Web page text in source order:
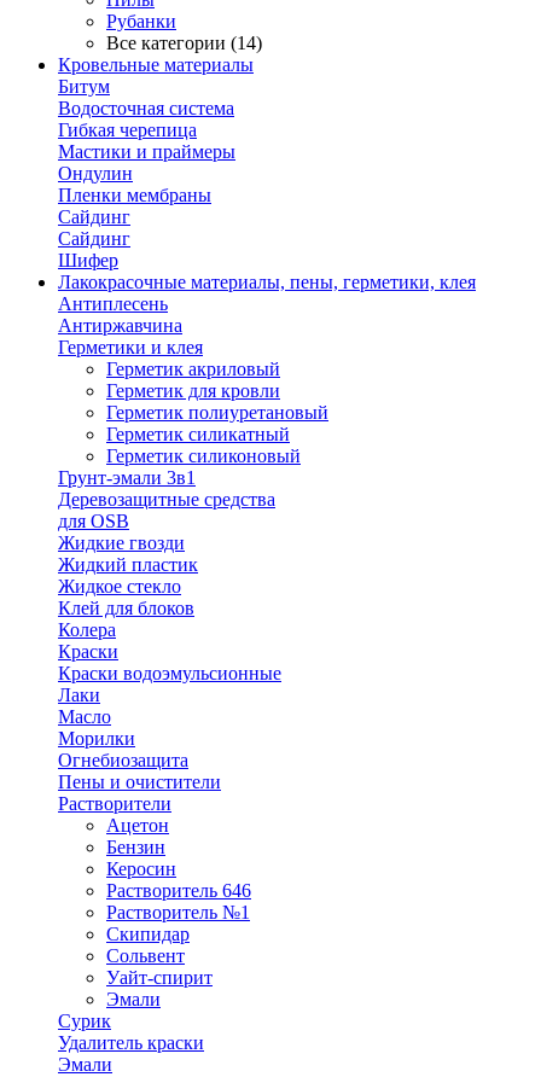
Рубанки
Все категории (14)
Кровельные материалы
Битум
Водосточная система
Гибкая черепица
Мастики и праймеры
Ондулин
Пленки мембраны
Сайдинг
Сайдинг
Шифер
Лакокрасочные материалы, пены, герметики, клея
Антиплесень
Антиржавчина
Герметики и клея
Герметик акриловый
Герметик для кровли
Герметик полиуретановый
Герметик силикатный
Герметик силиконовый
Грунт-эмали 3в1
Деревозащитные средства
для OSB
Жидкие гвозди
Жидкий пластик
Жидкое стекло
Клей для блоков
Колера
Краски
Краски водоэмульсионные
Лаки
Масло
Морилки
Огнебиозащита
Пены и очистители
Растворители
Ацетон
Бензин
Керосин
Растворитель 646
Растворитель №1
Скипидар
Сольвент
Уайт-спирит
Эмали
Сурик
Удалитель краски
Эмали